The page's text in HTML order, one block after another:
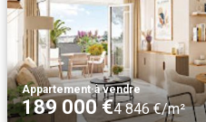
Appartement·à vendre
189 000 €4 846 €/m²